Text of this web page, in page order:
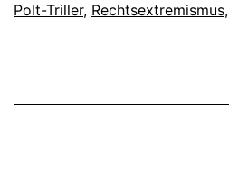
Polt-Triller, Rechtsextremismus,